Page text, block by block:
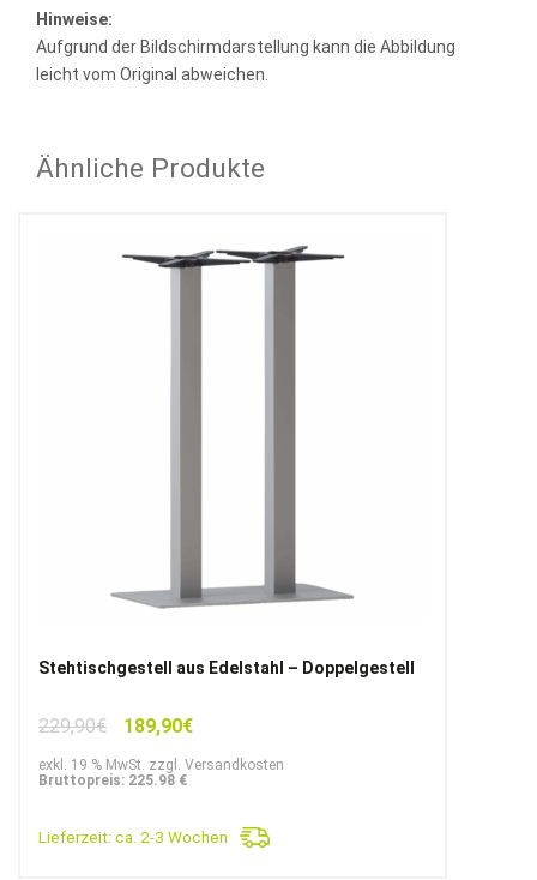
Hinweise:
Aufgrund der Bildschirmdarstellung kann die Abbildung
leicht vom Original abweichen.
Ähnliche Produkte
Stehtischgestell aus Edelstahl – Doppelgestell
229,90€
Ursprünglicher
war:
189,90€Aktueller
ist:
exkl. 19 % MwSt. zzgl. Versandkosten
Bruttopreis: 225.98 €
Lieferzeit: ca. 2-3 Wochen